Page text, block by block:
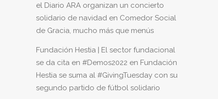
el Diario ARA organizan un concierto
solidario de navidad en Comedor Social
de Gracia, mucho más que menús
Fundación Hestia | El sector fundacional
se da cita en #Demos2022 en Fundación
Hestia se suma al #GivingTuesday con su
segundo partido de fútbol solidario